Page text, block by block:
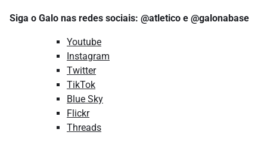
Siga o Galo nas redes sociais: @atletico e @galonabase
Youtube
Instagram
Twitter
TikTok
Blue Sky
Flickr
Threads